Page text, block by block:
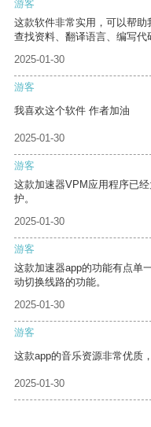
游客
这款软件非常实用，可以帮
查找资料、翻译语言、编写代
2025-01-30
游客
我喜欢这个软件 作者加油
2025-01-30
游客
这款加速器VPM应用程序已
护。
2025-01-30
游客
这款加速器app的功能有点单
动切换线路的功能。
2025-01-30
游客
这款app的音乐资源非常优质
2025-01-30